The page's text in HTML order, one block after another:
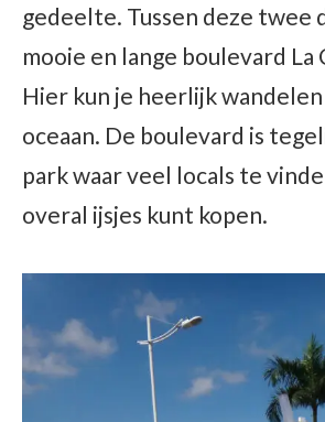
gedeelte. Tussen deze twee
mooie en lange boulevard La
Hier kun je heerlijk wandelen
oceaan. De boulevard is
park waar veel locals te
overal ijsjes kunt kopen.